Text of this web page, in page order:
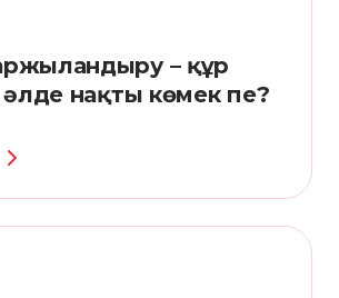
– құр
нақты көмек пе?